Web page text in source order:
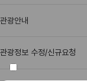
관광안내
관광정보 수정/신규요청